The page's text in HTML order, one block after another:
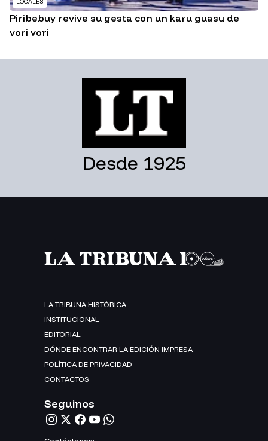
Piribebuy revive su gesta con un karu guasu de
vori vori
Desde 1925
LA TRIBUNA HISTÓRICA
INSTITUCIONAL
EDITORIAL
DÓNDE ENCONTRAR LA EDICIÓN IMPRESA
POLÍTICA DE PRIVACIDAD
CONTACTOS
Seguinos